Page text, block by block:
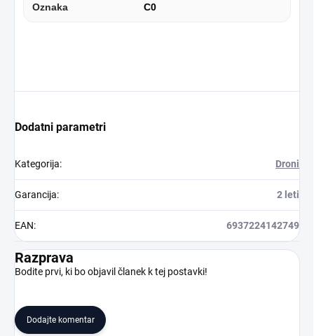
Oznaka C0
Dodatni parametri
Kategorija: Droni
Garancija: 2 leti
EAN: 6937224142749
Razprava
Bodite prvi, ki bo objavil članek k tej postavki!
Dodajte komentar